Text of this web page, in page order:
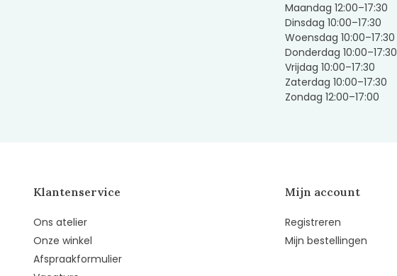
Maandag 12:00–17:30
Dinsdag 10:00–17:30
Woensdag 10:00–17:30
Donderdag 10:00–17:30
Vrijdag 10:00–17:30
Zaterdag 10:00–17:30
Zondag 12:00–17:00
Klantenservice
Ons atelier
Onze winkel
Afspraakformulier
Mijn account
Registreren
Mijn bestellingen